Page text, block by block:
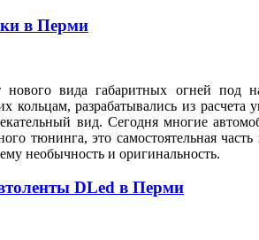
в Перми
вида габаритных огней под
кольцам, разрабатывались из расчета
вид. Сегодня многие
тюнинга, это самостоятельная
ему необычность и оригинальность.
DLed в Перми